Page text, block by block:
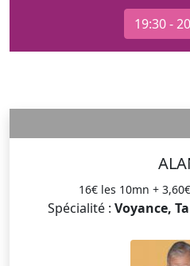
19:30 -
16€ les 10mn +
Spécialité : Voyance,